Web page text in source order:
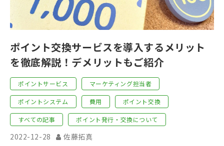
ポイント交換サービスを導入するメリット
を徹底解説！デメリットもご紹介
ポイントサービス マーケティング担当者
ポイントシステム 費用 ポイント交換
すべての記事 ポイント発行・交換について
2022-12-28 佐藤拓真